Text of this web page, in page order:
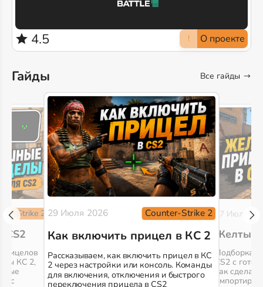
4.5 ! О проекте
Гайды Все гайды
Strike 2
КС 2,
с
29 Июля 2026 Counter-Strike 2
Как включить прицел в КС 2
Рассказываем, как включить прицел в КС
2 через настройки или консоль. Команды
для включения, отключения и быстрого
переключения прицела в CS2
27 Июля
Желтые
Подборка
CS2 с
как